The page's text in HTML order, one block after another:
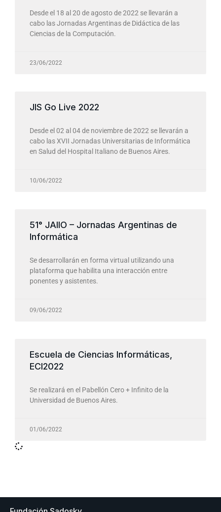
Desde el 18 al 20 de agosto de 2022 se llevarán a
cabo las Jornadas Argentinas de Didáctica de las
Ciencias de la Computación.
23/06/2022
JIS Go Live 2022
Desde el 02 al 04 de noviembre de 2022 se llevarán a
cabo las XVII Jornadas Universitarias de Informática
en Salud del Hospital Italiano de Buenos Aires.
10/06/2022
51° JAIIO – Jornadas Argentinas de
Informática
Se desarrollarán en forma virtual utilizando una
plataforma que habilita una interacción entre
ponentes y asistentes.
09/06/2022
Escuela de Ciencias Informáticas,
ECI2022
Se realizará en el Pabellón Cero + Infinito de la
Universidad de Buenos Aires.
01/06/2022